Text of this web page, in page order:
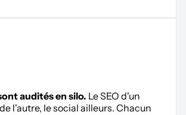
audités en silo. Le SEO d'un
l'autre, le social ailleurs. Chacun